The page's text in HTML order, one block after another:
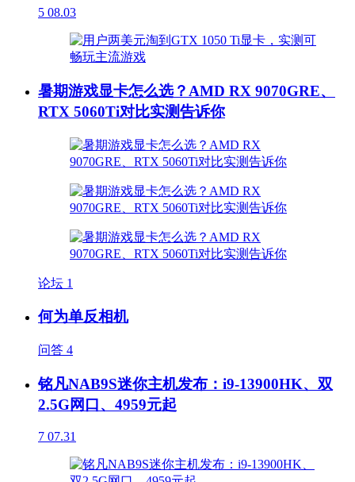
5 08.03
暑期游戏显卡怎么选？AMD RX 9070GRE、
RTX 5060Ti对比实测告诉你
论坛 1
何为单反相机
问答 4
铭凡NAB9S迷你主机发布：i9-13900HK、双
2.5G网口、4959元起
7 07.31